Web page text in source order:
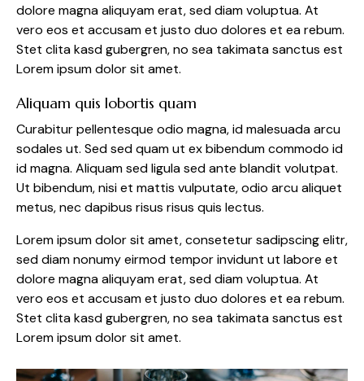
dolore magna aliquyam erat, sed diam voluptua. At
vero eos et accusam et justo duo dolores et ea rebum.
Stet clita kasd gubergren, no sea takimata sanctus est
Lorem ipsum dolor sit amet.
Aliquam quis lobortis quam
Curabitur pellentesque odio magna, id malesuada arcu
sodales ut. Sed sed quam ut ex bibendum commodo id
id magna. Aliquam sed ligula sed ante blandit volutpat.
Ut bibendum, nisi et mattis vulputate, odio arcu aliquet
metus, nec dapibus risus risus quis lectus.
Lorem ipsum dolor sit amet, consetetur sadipscing elitr,
sed diam nonumy eirmod tempor invidunt ut labore et
dolore magna aliquyam erat, sed diam voluptua. At
vero eos et accusam et justo duo dolores et ea rebum.
Stet clita kasd gubergren, no sea takimata sanctus est
Lorem ipsum dolor sit amet.